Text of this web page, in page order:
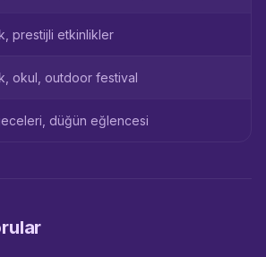
prestijli etkinlikler
okul, outdoor festival
düğün eğlencesi